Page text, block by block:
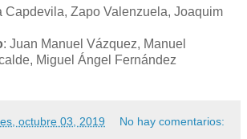
Capdevila, Zapo Valenzuela, Joaquim
: Juan Manuel Vázquez, Manuel
Miguel Ángel Fernández
octubre 03, 2019 No hay comentarios: